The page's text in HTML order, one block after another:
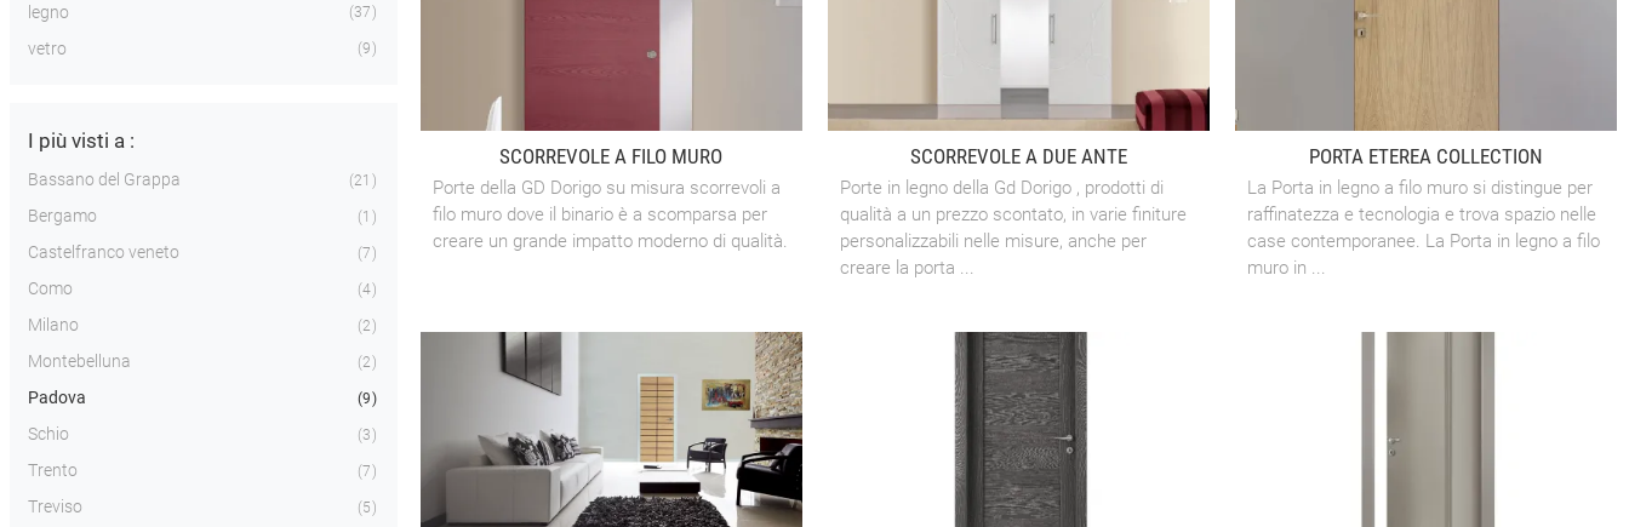
legno 37
vetro 9
I più visti a :
Bassano del Grappa 21
Bergamo 1
Castelfranco veneto 7
Como 4
Milano 2
Montebelluna 2
Padova 9
Schio 3
Trento 7
Treviso 5
SCORREVOLE A FILO MURO
Porte della GD Dorigo su misura scorrevoli a
filo muro dove il binario è a scomparsa per
creare un grande impatto moderno di qualità.
SCORREVOLE A DUE ANTE
Porte in legno della Gd Dorigo , prodotti di
qualità a un prezzo scontato, in varie finiture
personalizzabili nelle misure, anche per
creare la porta ...
PORTA ETEREA COLLECTION
La Porta in legno a filo muro si distingue per
raffinatezza e tecnologia e trova spazio nelle
case contemporanee. La Porta in legno a filo
muro in ...